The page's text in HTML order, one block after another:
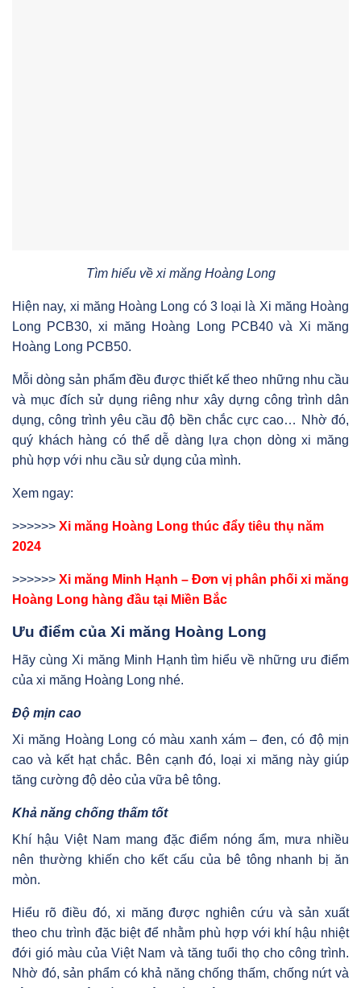
Tìm hiểu về xi măng Hoàng Long
Hiện nay, xi măng Hoàng Long có 3 loại là Xi măng Hoàng
Long PCB30, xi măng Hoàng Long PCB40 và Xi măng
Hoàng Long PCB50.
Mỗi dòng sản phẩm đều được thiết kế theo những nhu cầu
và mục đích sử dụng riêng như xây dựng công trình dân
dụng, công trình yêu cầu độ bền chắc cực cao… Nhờ đó,
quý khách hàng có thể dễ dàng lựa chọn dòng xi măng
phù hợp với nhu cầu sử dụng của mình.
Xem ngay:
>>>>>> Xi măng Hoàng Long thúc đẩy tiêu thụ năm
2024
>>>>>> Xi măng Minh Hạnh – Đơn vị phân phối xi măng
Hoàng Long hàng đầu tại Miền Bắc
Ưu điểm của Xi măng Hoàng Long
Hãy cùng Xi măng Minh Hạnh tìm hiểu về những ưu điểm
của xi măng Hoàng Long nhé.
Độ mịn cao
Xi măng Hoàng Long có màu xanh xám – đen, có độ mịn
cao và kết hạt chắc. Bên cạnh đó, loại xi măng này giúp
tăng cường độ dẻo của vữa bê tông.
Khả năng chống thấm tốt
Khí hậu Việt Nam mang đặc điểm nóng ẩm, mưa nhiều
nên thường khiến cho kết cấu của bê tông nhanh bị ăn
mòn.
Hiểu rõ điều đó, xi măng được nghiên cứu và sản xuất
theo chu trình đặc biệt để nhằm phù hợp với khí hậu nhiệt
đới gió màu của Việt Nam và tăng tuổi thọ cho công trình.
Nhờ đó, sản phẩm có khả năng chống thấm, chống nứt và